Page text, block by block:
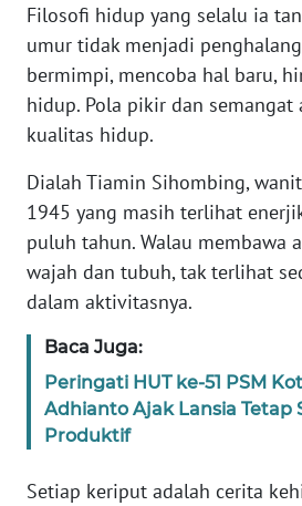
Filosofi hidup yang selalu ia
umur tidak menjadi
bermimpi, mencoba hal baru,
hidup. Pola pikir dan semangat
kualitas hidup.
Dialah Tiamin Sihombing,
1945 yang masih terlihat
puluh tahun. Walau membawa
wajah dan tubuh, tak terlihat
dalam aktivitasnya.
Baca Juga:
Peringati HUT ke-51 PSM
Adhianto Ajak Lansia Tetap
Produktif
Setiap keriput adalah cerita
WN
JAMBI
WN
SULTRA
WN
NTB
SULTENG
WN
SULBAR